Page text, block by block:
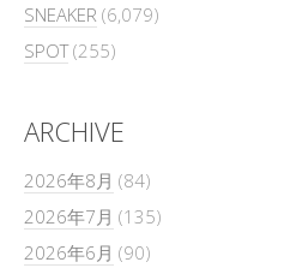
SNEAKER (6,079)
SPOT(255)
ARCHIVE
2026年8月 (84)
2026年7月 (135)
2026年6月 (90)